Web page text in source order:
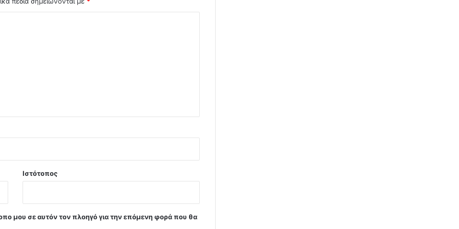
Ιστότοπος
μου σε αυτόν τον πλοηγό για την επόμενη φορά που θα